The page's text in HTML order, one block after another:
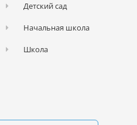
Детский сад
Начальная школа
Школа